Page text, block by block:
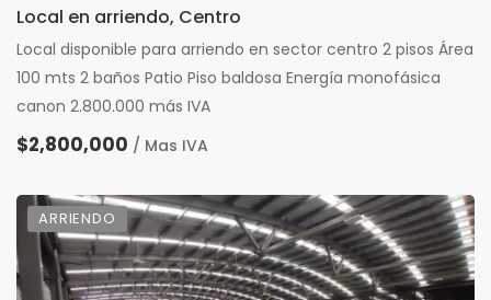
Local en arriendo, Centro
Local disponible para arriendo en sector centro 2 pisos Área
100 mts 2 baños Patio Piso baldosa Energía monofásica
canon 2.800.000 más IVA
$2,800,000 / Mas IVA
ARRIENDO